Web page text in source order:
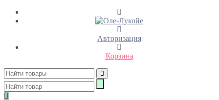
Авторизация
Корзина